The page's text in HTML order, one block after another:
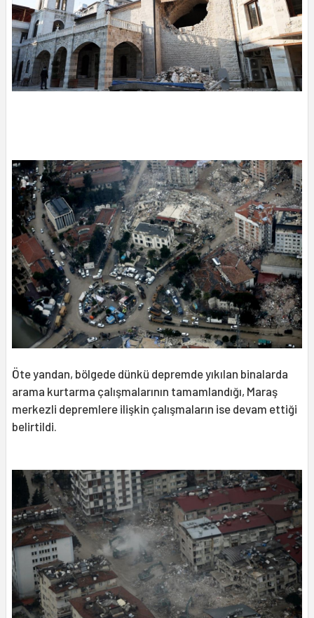
Öte yandan, bölgede dünkü depremde yıkılan binalarda
arama kurtarma çalışmalarının tamamlandığı, Maraş
merkezli depremlere ilişkin çalışmaların ise devam ettiği
belirtildi.